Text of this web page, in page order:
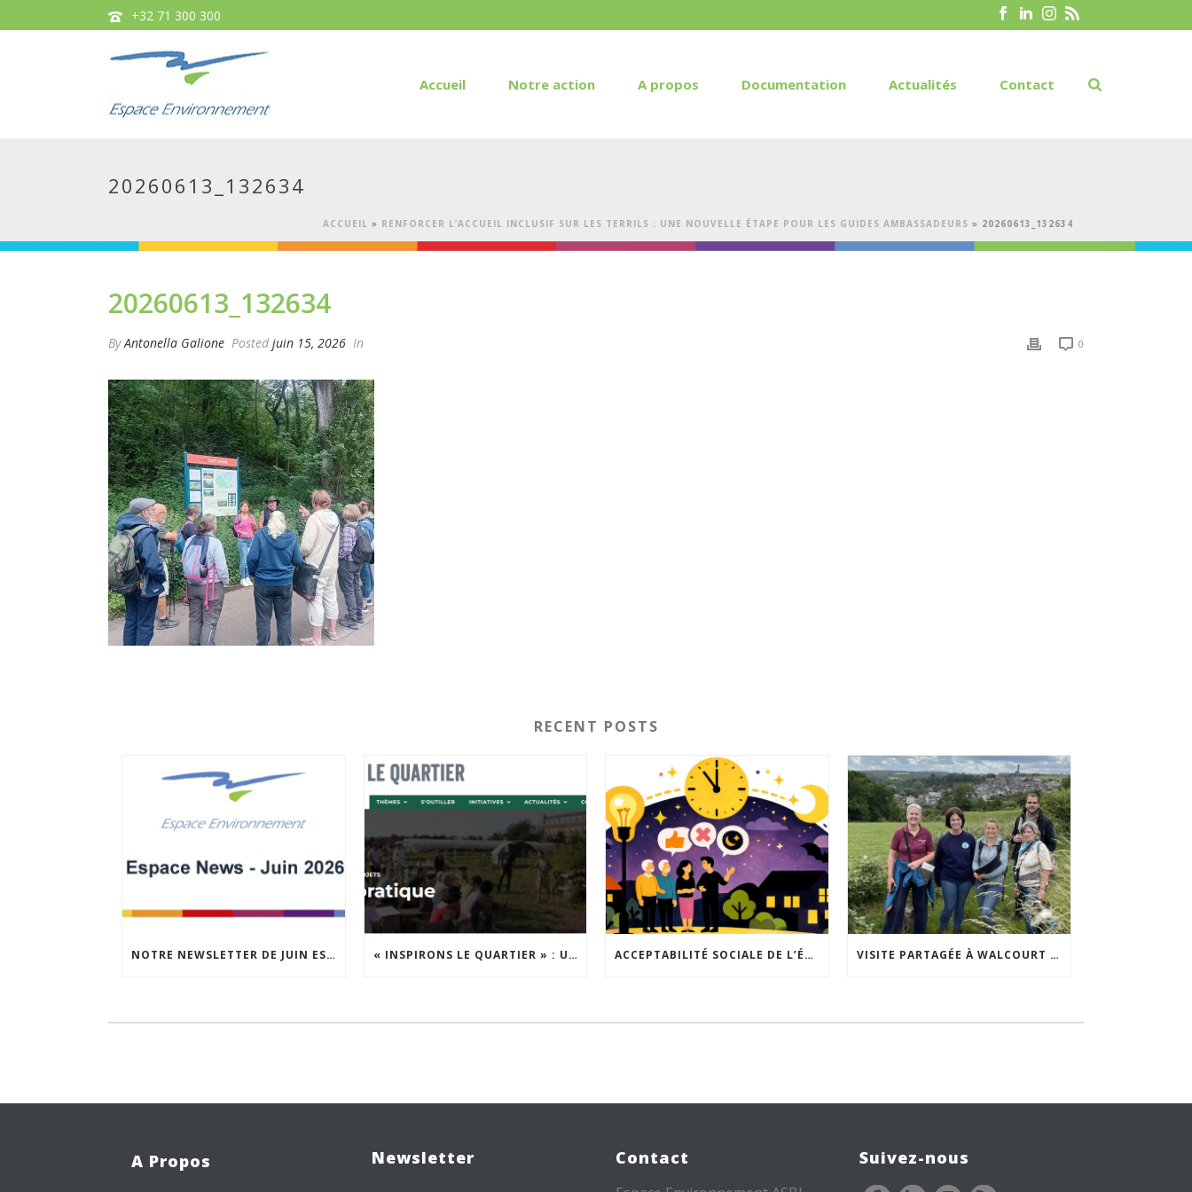
+32 71 300 300
Accueil Notre action A propos Documentation Actualités Contact
20260613_132634
ACCUEIL » RENFORCER L’ACCUEIL INCLUSIF SUR LES TERRILS : UNE NOUVELLE ÉTAPE POUR LES GUIDES AMBASSADEURS » 20260613_132634
20260613_132634
ByAntonella Galione Posted juin 15, 2026 In 0
RECENT POSTS
NOTRE NEWSLETTER DE JUIN EST EN LIGNE ! « INSPIRONS LE QUARTIER » : UN NOUVEL APPEL À PROJETS EST LANCÉ ! ACCEPTABILITÉ SOCIALE DE L’ÉCLAIRAGE NOCTURNE : LE REPLAY EST DISPONIBLE VISITE PARTAGÉE À WALCOURT : UNE DÉMARCHE PARTICIPATIVE ANIMÉE PAR ESPACE ENVIRONNEMENT
A Propos Newsletter Contact Suivez-nous